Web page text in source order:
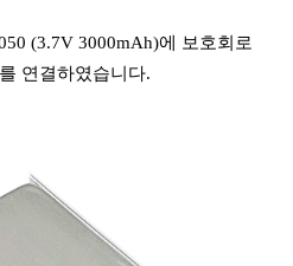
(3.7V 3000mAh)에 보호회로
연결하였습니다.